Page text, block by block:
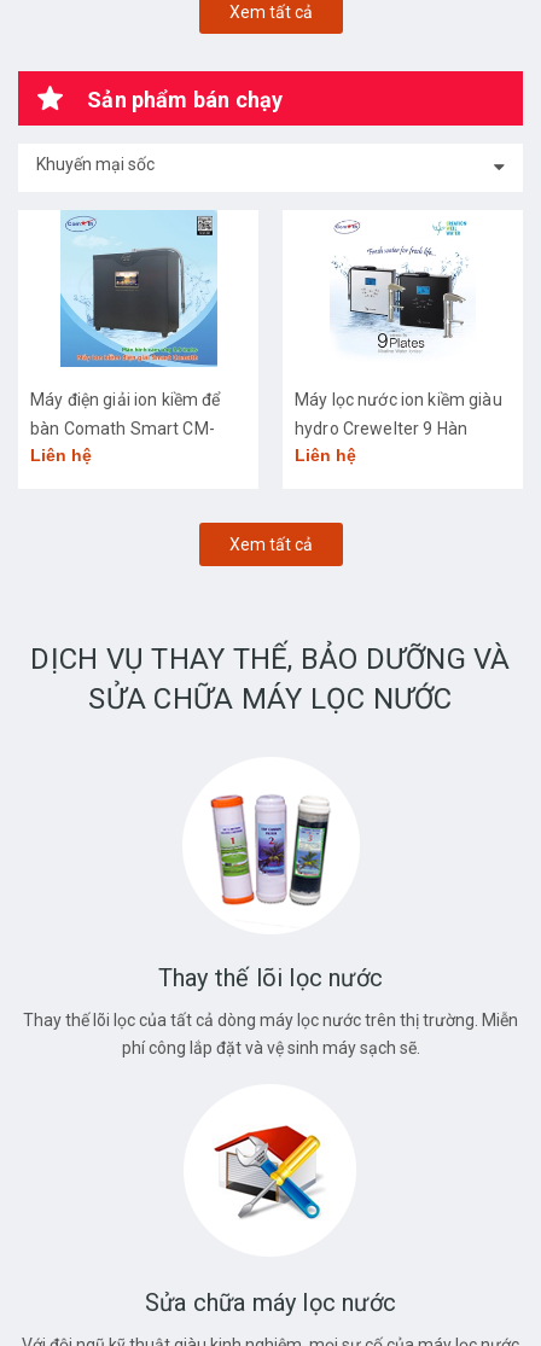
Xem tất cả
Sản phẩm bán chạy
Khuyến mại sốc
Máy điện giải ion kiềm để
bàn Comath Smart CM-
3668
Liên hệ
Máy lọc nước ion kiềm giàu
hydro Crewelter 9 Hàn
Quốc
Liên hệ
Xem tất cả
DỊCH VỤ THAY THẾ, BẢO DƯỠNG VÀ
SỬA CHỮA MÁY LỌC NƯỚC
Thay thế lõi lọc nước
Thay thế lõi lọc của tất cả dòng máy lọc nước trên thị trường. Miễn
phí công lắp đặt và vệ sinh máy sạch sẽ.
Sửa chữa máy lọc nước